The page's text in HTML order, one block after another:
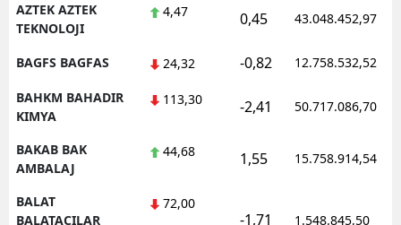
AZTEK AZTEK
TEKNOLOJI
4,47 0,45 43.048.452,97
BAGFS BAGFAS 24,32 -0,82 12.758.532,52
BAHKM BAHADIR
KIMYA
113,30 -2,41 50.717.086,70
BAKAB BAK
AMBALAJ
44,68 1,55 15.758.914,54
BALAT
BALATACILAR
72,00
-1,71 1.548.845,50